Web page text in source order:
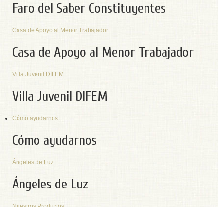
Faro del Saber Constituyentes
Casa de Apoyo al Menor Trabajador
Casa de Apoyo al Menor Trabajador
Villa Juvenil DIFEM
Villa Juvenil DIFEM
Cómo ayudarnos
Cómo ayudarnos
Ángeles de Luz
Ángeles de Luz